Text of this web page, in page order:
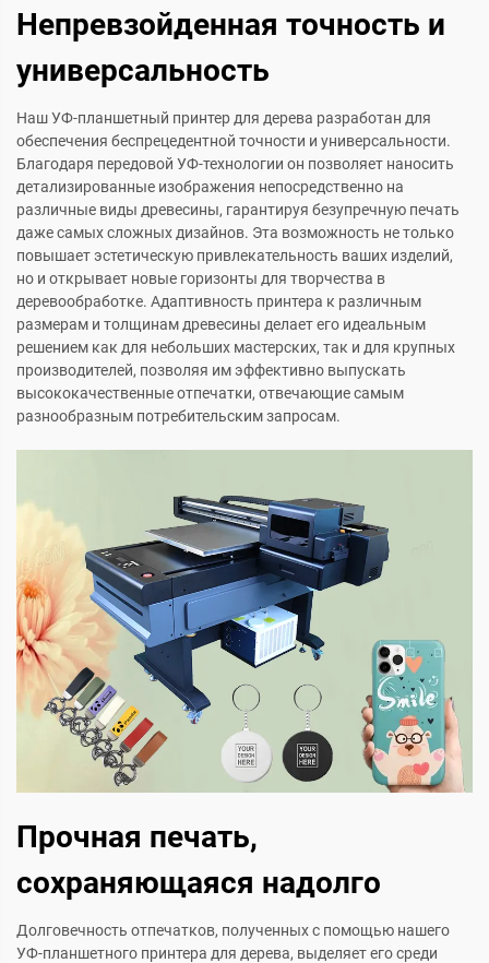
Непревзойденная точность и
универсальность
Наш УФ-планшетный принтер для дерева разработан для
обеспечения беспрецедентной точности и универсальности.
Благодаря передовой УФ-технологии он позволяет наносить
детализированные изображения непосредственно на
различные виды древесины, гарантируя безупречную печать
даже самых сложных дизайнов. Эта возможность не только
повышает эстетическую привлекательность ваших изделий,
но и открывает новые горизонты для творчества в
деревообработке. Адаптивность принтера к различным
размерам и толщинам древесины делает его идеальным
решением как для небольших мастерских, так и для крупных
производителей, позволяя им эффективно выпускать
высококачественные отпечатки, отвечающие самым
разнообразным потребительским запросам.
Прочная печать,
сохраняющаяся надолго
Долговечность отпечатков, полученных с помощью нашего
УФ-планшетного принтера для дерева, выделяет его среди